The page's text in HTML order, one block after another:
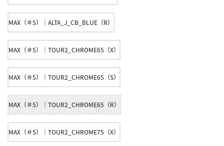
MAX（＃5）｜ALTA_J_CB_BLUE（R）
MAX（＃5）｜TOUR2_CHROME65（X）
MAX（＃5）｜TOUR2_CHROME65（S）
MAX（＃5）｜TOUR2_CHROME65（R）
MAX（＃5）｜TOUR2_CHROME75（X）